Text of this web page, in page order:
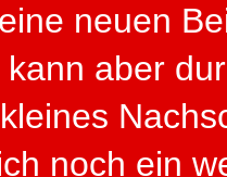
neuen
aber
noch ein